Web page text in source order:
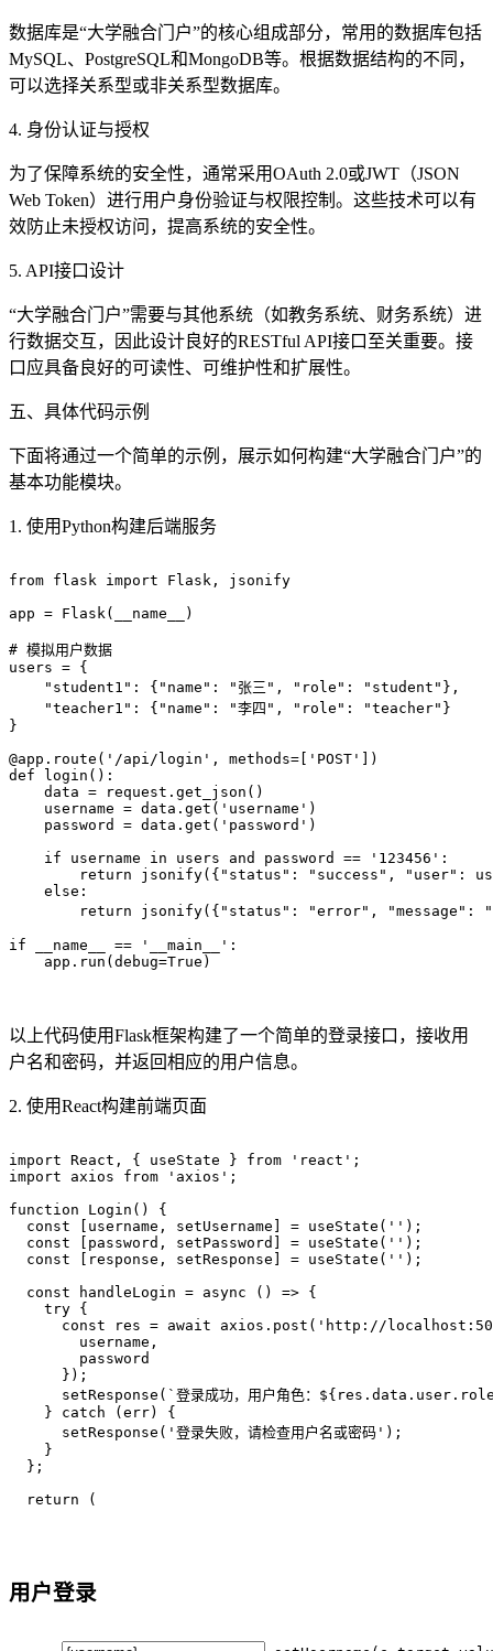
数据库是“大学融合门户”的核心组成部分，常用的数据库包括
MySQL、PostgreSQL和MongoDB等。根据数据结构的不同，
可以选择关系型或非关系型数据库。
4. 身份认证与授权
为了保障系统的安全性，通常采用OAuth 2.0或JWT（JSON
Web Token）进行用户身份验证与权限控制。这些技术可以有
效防止未授权访问，提高系统的安全性。
5. API接口设计
“大学融合门户”需要与其他系统（如教务系统、财务系统）进
行数据交互，因此设计良好的RESTful API接口至关重要。接
口应具备良好的可读性、可维护性和扩展性。
五、具体代码示例
下面将通过一个简单的示例，展示如何构建“大学融合门户”的
基本功能模块。
1. 使用Python构建后端服务
from flask import Flask, jsonify
app = Flask(__name__)
# 模拟用户数据
users = {
    "student1": {"name": "张三", "role": "student"},
    "teacher1": {"name": "李四", "role": "teacher"}
}
@app.route('/api/login', methods=['POST'])
def login():
    data = request.get_json()
    username = data.get('username')
    password = data.get('password')
    if username in users and password == '123456':
return jsonify({"status": "success", "user":
    else:
return jsonify({"status": "error", "message": "
if __name__ == '__main__':
以上代码使用Flask框架构建了一个简单的登录接口，接收用
户名和密码，并返回相应的用户信息。
2. 使用React构建前端页面
import React, { useState } from 'react';
import axios from 'axios';
function Login() {
  const [username, setUsername] = useState('');
  const [password, setPassword] = useState('');
  const [response, setResponse] = useState('');
  const handleLogin = async () => {
    try {
const res = await axios.post('http://
        username,
        password
      });
setResponse(`登录成功，用户角色：
    } catch (err) {
      setResponse('登录失败，请检查用户名或密码');
    }
  };
  return (
用户登录